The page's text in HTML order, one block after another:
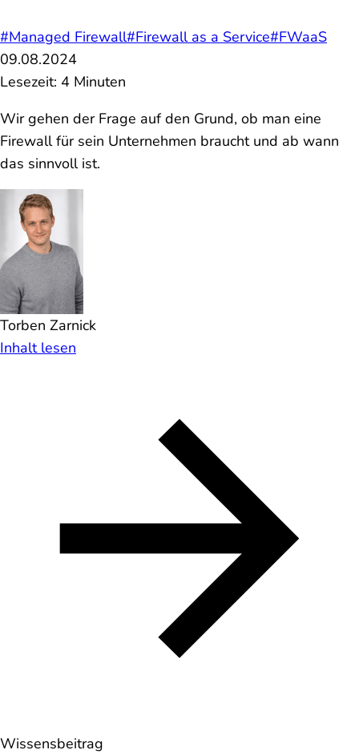
#Managed Firewall#Firewall as a Service#FWaaS
09.08.2024
Lesezeit: 4 Minuten
Wir gehen der Frage auf den Grund, ob man eine
Firewall für sein Unternehmen braucht und ab wann
das sinnvoll ist.
Torben Zarnick
Inhalt lesen
Wissensbeitrag